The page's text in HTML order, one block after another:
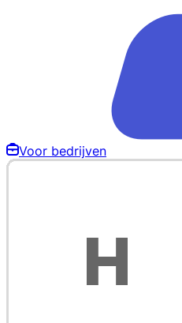
Voor bedrijven